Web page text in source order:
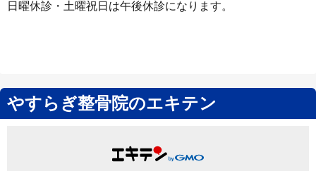
日曜休診・土曜祝日は午後休診になります。
やすらぎ整骨院のエキテン